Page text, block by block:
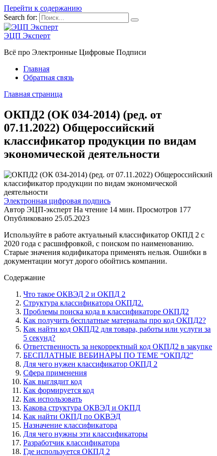
Перейти к содержанию
Search for:
ЭЦП Эксперт
Всё про Электронные Цифровые Подписи
Главная
Обратная связь
Главная страница
ОКПД2 (ОК 034-2014) (ред. от
07.11.2022) Общероссийский
классификатор продукции по видам
экономической деятельности
Электронная цифровая подпись
Автор ЭЦП-эксперт На чтение 14 мин. Просмотров 177
Опубликовано 25.05.2023
Используйте в работе актуальный классификатор ОКПД 2 с
2020 года с расшифровкой, с поиском по наименованию.
Старые значения кодификатора применять нельзя. Ошибки в
документации могут дорого обойтись компании.
Содержание
Что такое ОКВЭД 2 и ОКПД 2
Структура классификатора ОКПД2.
Проблемы поиска кода в классификаторе ОКПД2
Как получить бесплатные материалы про код ОКПД2?
Как найти код ОКПД2 для товара, работы или услуги за
5 секунд?
Ответственность за некорректный код ОКПД2 в закупке
БЕСПЛАТНЫЕ ВЕБИНАРЫ ПО ТЕМЕ “ОКПД2”
Для чего нужен классификатор ОКПД 2
Сфера применения
Как выглядит код
Как формируется код
Как использовать
Какова структура ОКВЭД и ОКПД
Как найти ОКПД по ОКВЭД
Назначение классификатора
Для чего нужны эти классификаторы
Разработчик классификатора
Где используется ОКПД 2